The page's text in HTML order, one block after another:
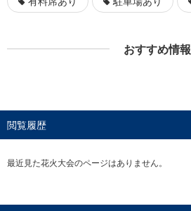
おすすめ情報
閲覧履歴
最近見た花火大会のページはありません。